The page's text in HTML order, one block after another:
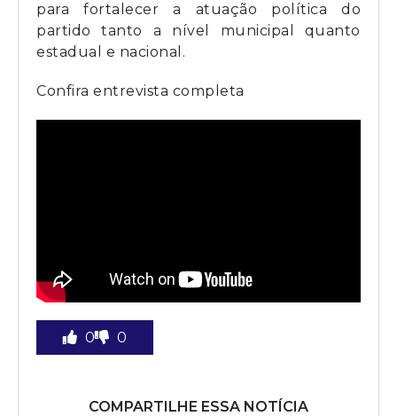
para fortalecer a atuação política do
partido tanto a nível municipal quanto
estadual e nacional.
Confira entrevista completa
0 0
COMPARTILHE ESSA NOTÍCIA